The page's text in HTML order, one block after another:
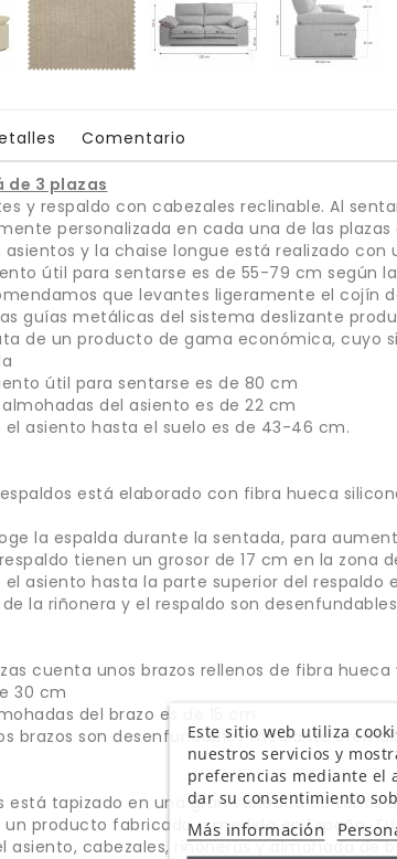
Comentario
de 3 plazas
y respaldo con cabezales reclinable. Al
personalizada en cada una de las plazas
y la chaise longue está realizado con
útil para sentarse es de 55-79 cm según
que levantes ligeramente el cojín
guías metálicas del sistema deslizante
de un producto de gama económica, cuyo
útil para sentarse es de 80 cm
del asiento es de 22 cm
asiento hasta el suelo es de 43-46 cm.
está elaborado con fibra hueca
la espalda durante la sentada, para
tienen un grosor de 17 cm en la zona
asiento hasta la parte superior del respaldo
la riñonera y el respaldo son
cuenta unos brazos rellenos de fibra
30 cm
del brazo es de 15 cm
brazos son desenfundables mediante
está tapizado en una gran variedad de
producto fabricado a medida en España.
asiento, cabezales, riñoneras y almohada de
Este sitio web utiliza
nuestros servicios y
preferencias mediante el
dar su consentimiento
Más información